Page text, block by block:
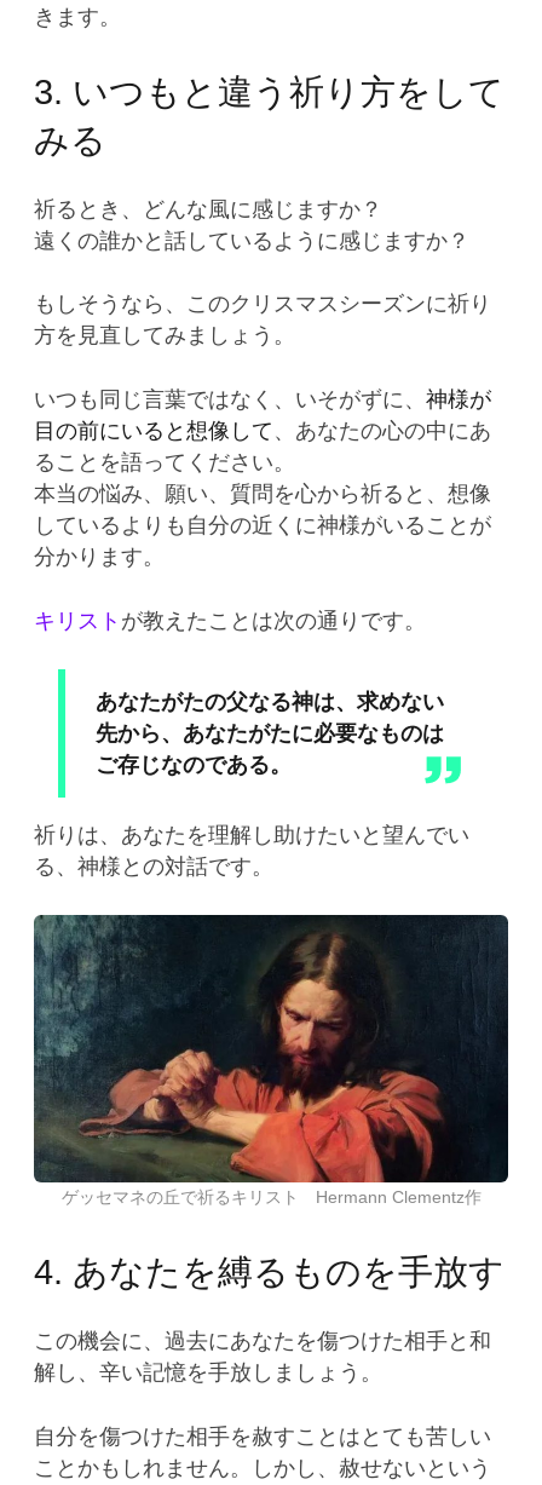
きます。
3. いつもと違う祈り方をして
みる
祈るとき、どんな風に感じますか？
遠くの誰かと話しているように感じますか？
もしそうなら、このクリスマスシーズンに祈り
方を見直してみましょう。
いつも同じ言葉ではなく、いそがずに、 神様が
目の前にいると想像して 、あなたの心の中にあ
ることを語ってください。
本当の悩み、願い、質問を心から祈ると、想像
しているよりも自分の近くに神様がいることが
分かります。
キリスト が教えたことは次の通りです。
あなたがたの父なる神は、求めない
先から、あなたがたに必要なものは
ご存じなのである。
祈りは、あなたを理解し助けたいと望んでい
る、神様との対話です。
ゲッセマネの丘で祈るキリスト Hermann Clementz作
4. あなたを縛るものを手放す
この機会に、過去にあなたを傷つけた相手と和
解し、辛い記憶を手放しましょう。
自分を傷つけた相手を赦すことはとても苦しい
ことかもしれません。しかし、赦せないという